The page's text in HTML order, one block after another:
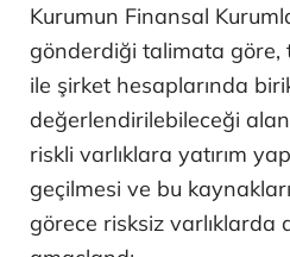
Kurumun Finansal
gönderdiği talimata göre,
ile şirket hesaplarında
değerlendirilebileceği
riskli varlıklara yatırım
geçilmesi ve bu
görece risksiz varlıklarda